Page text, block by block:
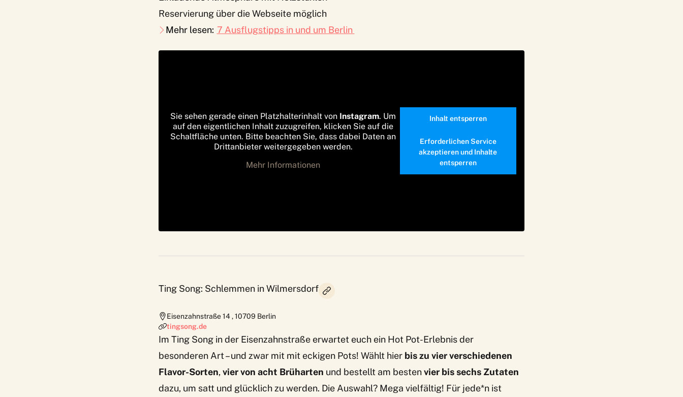
Reservierung über die Webseite möglich
Mehr lesen: 7 Ausflugstipps in und um Berlin
Sie sehen gerade einen Platzhalterinhalt von Instagram. Um
auf den eigentlichen Inhalt zuzugreifen, klicken Sie auf die
Schaltfläche unten. Bitte beachten Sie, dass dabei Daten an
Drittanbieter weitergegeben werden.
Mehr Informationen
Inhalt entsperren
Erforderlichen Service
akzeptieren und Inhalte
entsperren
Ting Song: Schlemmen in Wilmersdorf
Eisenzahnstraße 14,10709 Berlin
tingsong.de
Im Ting Song in der Eisenzahnstraße erwartet euch ein Hot Pot-Erlebnis der
besonderen Art – und zwar mit mit eckigen Pots! Wählt hier bis zu vier verschiedenen
Flavor-Sorten, vier von acht Brüharten und bestellt am bestenvier bis sechs Zutaten
dazu, um satt und glücklich zu werden. Die Auswahl? Mega vielfältig! Für jede*n ist